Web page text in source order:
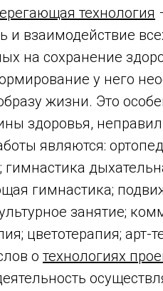
технология
и взаимодействие
на сохранение
у него
жизни. Это
здоровья,
являются:
гимнастика
гимнастика;
занятие;
цветотерапия; арт-
о технологиях